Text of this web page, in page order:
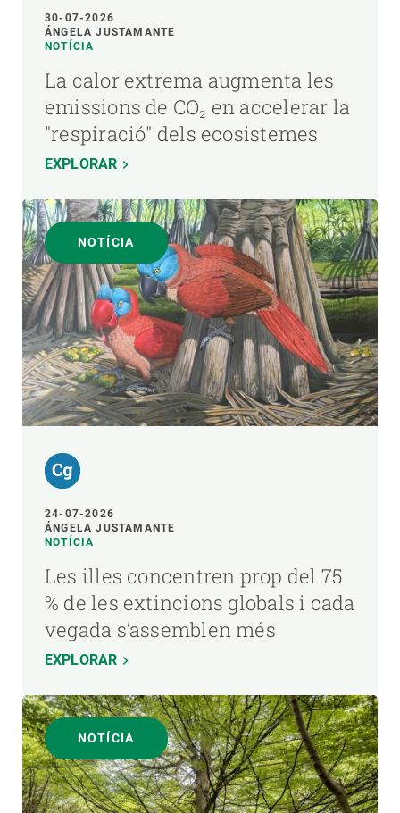
30-07-2026
ÁNGELA JUSTAMANTE
NOTÍCIA
La calor extrema augmenta les
emissions de CO₂ en accelerar la
"respiració" dels ecosistemes
EXPLORAR
NOTÍCIA
24-07-2026
ÁNGELA JUSTAMANTE
NOTÍCIA
Les illes concentren prop del 75
% de les extincions globals i cada
vegada s’assemblen més
EXPLORAR
NOTÍCIA